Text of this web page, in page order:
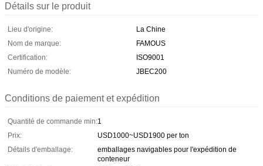
Détails sur le produit
Lieu d'origine:
La Chine
Nom de marque:
FAMOUS
Certification:
ISO9001
Numéro de modèle:
JBEC200
Conditions de paiement et expédition
Quantité de commande min:1
Prix:
USD1000~USD1900 per ton
Détails d'emballage:
emballages navigables pour l'expédition de
conteneur